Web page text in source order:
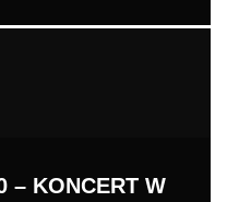
– KONCERT W